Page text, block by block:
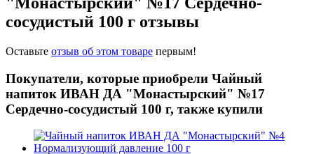
сосудистый 100 г отзывы
Оставьте отзыв об этом товаре первым!
Покупатели, которые приобрели Чайный
напиток ИВАН ДА "Монастырский" №17
Сердечно-сосудистый 100 г, также купили